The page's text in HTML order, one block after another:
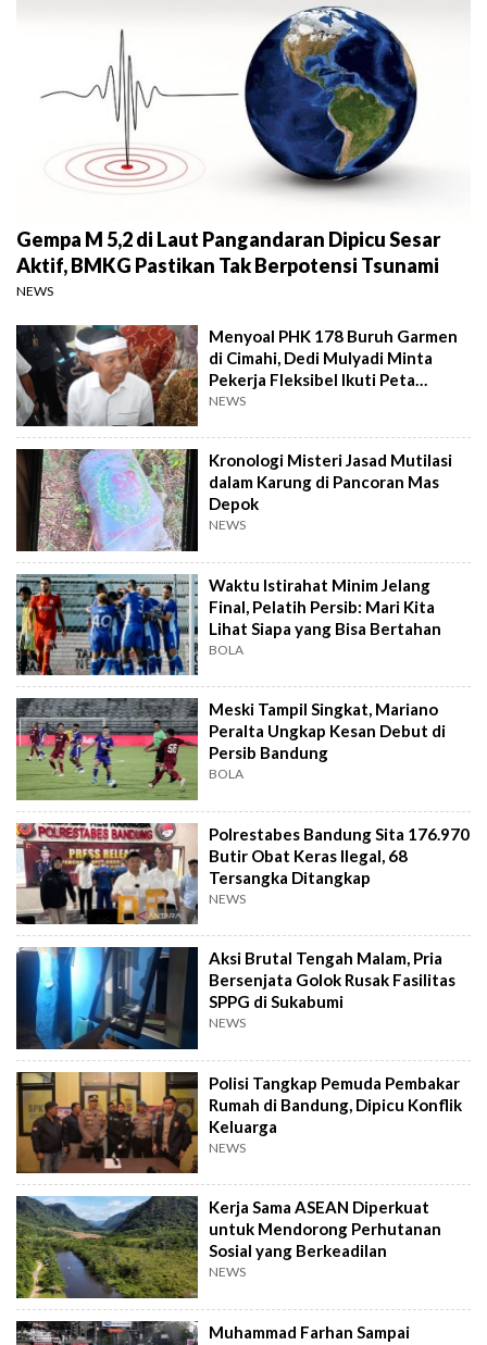
Gempa M 5,2 di Laut Pangandaran Dipicu Sesar
Aktif, BMKG Pastikan Tak Berpotensi Tsunami
NEWS
Menyoal PHK 178 Buruh Garmen
di Cimahi, Dedi Mulyadi Minta
Pekerja Fleksibel Ikuti Peta
Industri
NEWS
Kronologi Misteri Jasad Mutilasi
dalam Karung di Pancoran Mas
Depok
NEWS
Waktu Istirahat Minim Jelang
Final, Pelatih Persib: Mari Kita
Lihat Siapa yang Bisa Bertahan
BOLA
Meski Tampil Singkat, Mariano
Peralta Ungkap Kesan Debut di
Persib Bandung
BOLA
Polrestabes Bandung Sita 176.970
Butir Obat Keras Ilegal, 68
Tersangka Ditangkap
NEWS
Aksi Brutal Tengah Malam, Pria
Bersenjata Golok Rusak Fasilitas
SPPG di Sukabumi
NEWS
Polisi Tangkap Pemuda Pembakar
Rumah di Bandung, Dipicu Konflik
Keluarga
NEWS
Kerja Sama ASEAN Diperkuat
untuk Mendorong Perhutanan
Sosial yang Berkeadilan
NEWS
Muhammad Farhan Sampai